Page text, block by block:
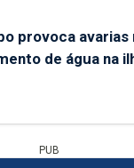
provoca avarias
de água na
PUB